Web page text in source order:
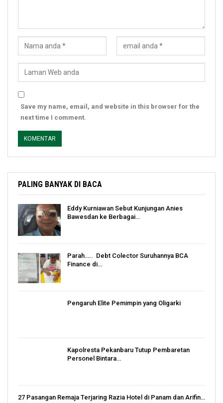
Save my name, email, and website in this browser for the
next time I comment.
PALING BANYAK DI BACA
Eddy Kurniawan Sebut Kunjungan Anies
Bawesdan ke Berbagai…
Parah….. Debt Colector Suruhannya BCA
Finance di…
Pengaruh Elite Pemimpin yang Oligarki
Kapolresta Pekanbaru Tutup Pembaretan
Personel Bintara…
27 Pasangan Remaja Terjaring Razia Hotel di Panam dan Arifin…